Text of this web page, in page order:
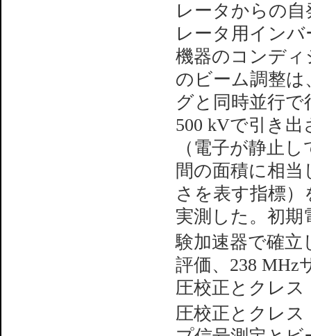
レータからの
レータ用イン
機器のコンデ
のビーム調整は
グと同時並行
500 kVで引き
（電子が静止
間の面積に相
さを表す指標）
実測した。初期
験加速器で確立
評価、238 MHz
圧校正とクレス
圧校正とクレス